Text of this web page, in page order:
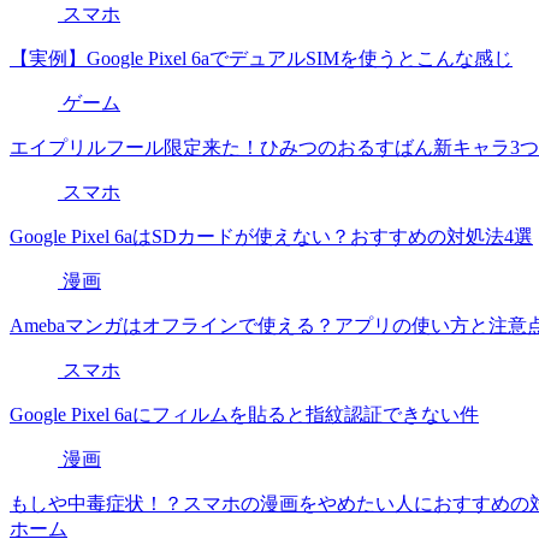
スマホ
【実例】Google Pixel 6aでデュアルSIMを使うとこんな感じ
ゲーム
エイプリルフール限定来た！ひみつのおるすばん新キャラ3
スマホ
Google Pixel 6aはSDカードが使えない？おすすめの対処法4選
漫画
Amebaマンガはオフラインで使える？アプリの使い方と注意
スマホ
Google Pixel 6aにフィルムを貼ると指紋認証できない件
漫画
もしや中毒症状！？スマホの漫画をやめたい人におすすめの
ホーム